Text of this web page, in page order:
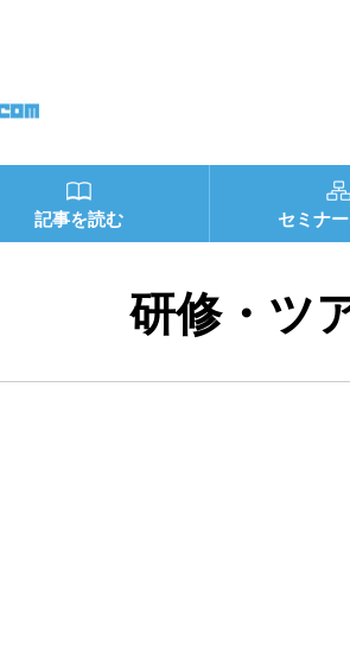
記事を読む セミナ
研修・ツ